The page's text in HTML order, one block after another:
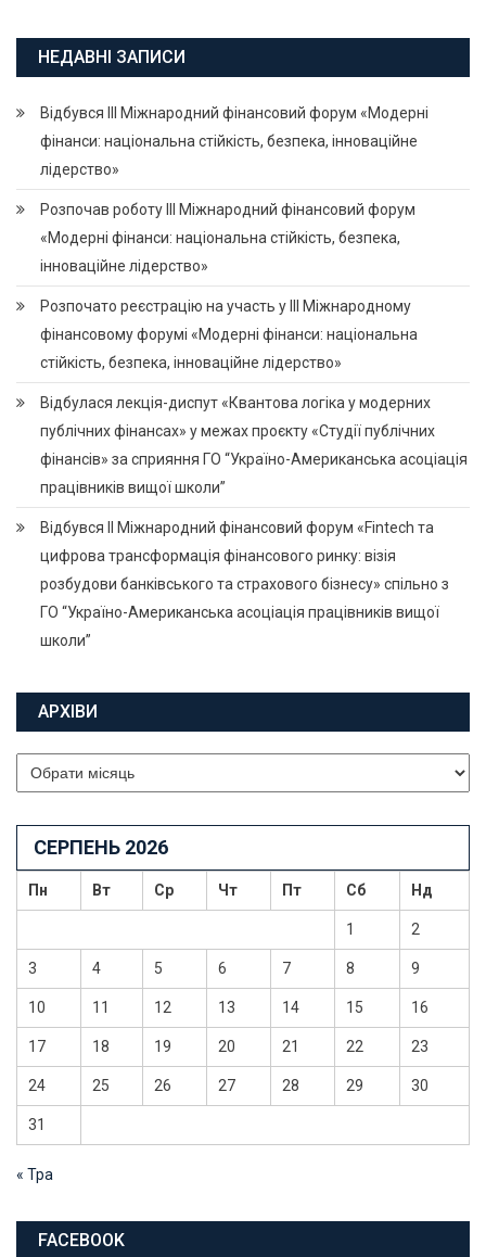
НЕДАВНІ ЗАПИСИ
Відбувся ІІІ Міжнародний фінансовий форум «Модерні
фінанси: національна стійкість, безпека, інноваційне
лідерство»
Розпочав роботу ІІІ Міжнародний фінансовий форум
«Модерні фінанси: національна стійкість, безпека,
інноваційне лідерство»
Розпочато реєстрацію на участь у ІІІ Міжнародному
фінансовому форумі «Модерні фінанси: національна
стійкість, безпека, інноваційне лідерство»
Відбулася лекція-диспут «Квантова логіка у модерних
публічних фінансах» у межах проєкту «Студії публічних
фінансів» за сприяння ГО “Україно-Американська асоціація
працівників вищої школи”
Відбувся ІІ Міжнародний фінансовий форум «Fintech та
цифрова трансформація фінансового ринку: візія
розбудови банківського та страхового бізнесу» спільно з
ГО “Україно-Американська асоціація працівників вищої
школи”
АРХІВИ
Архіви
СЕРПЕНЬ 2026
Пн Вт Ср Чт Пт Сб Нд
1 2
3 4 5 6 7 8 9
10 11 12 13 14 15 16
17 18 19 20 21 22 23
24 25 26 27 28 29 30
31
« Тра
FACEBOOK